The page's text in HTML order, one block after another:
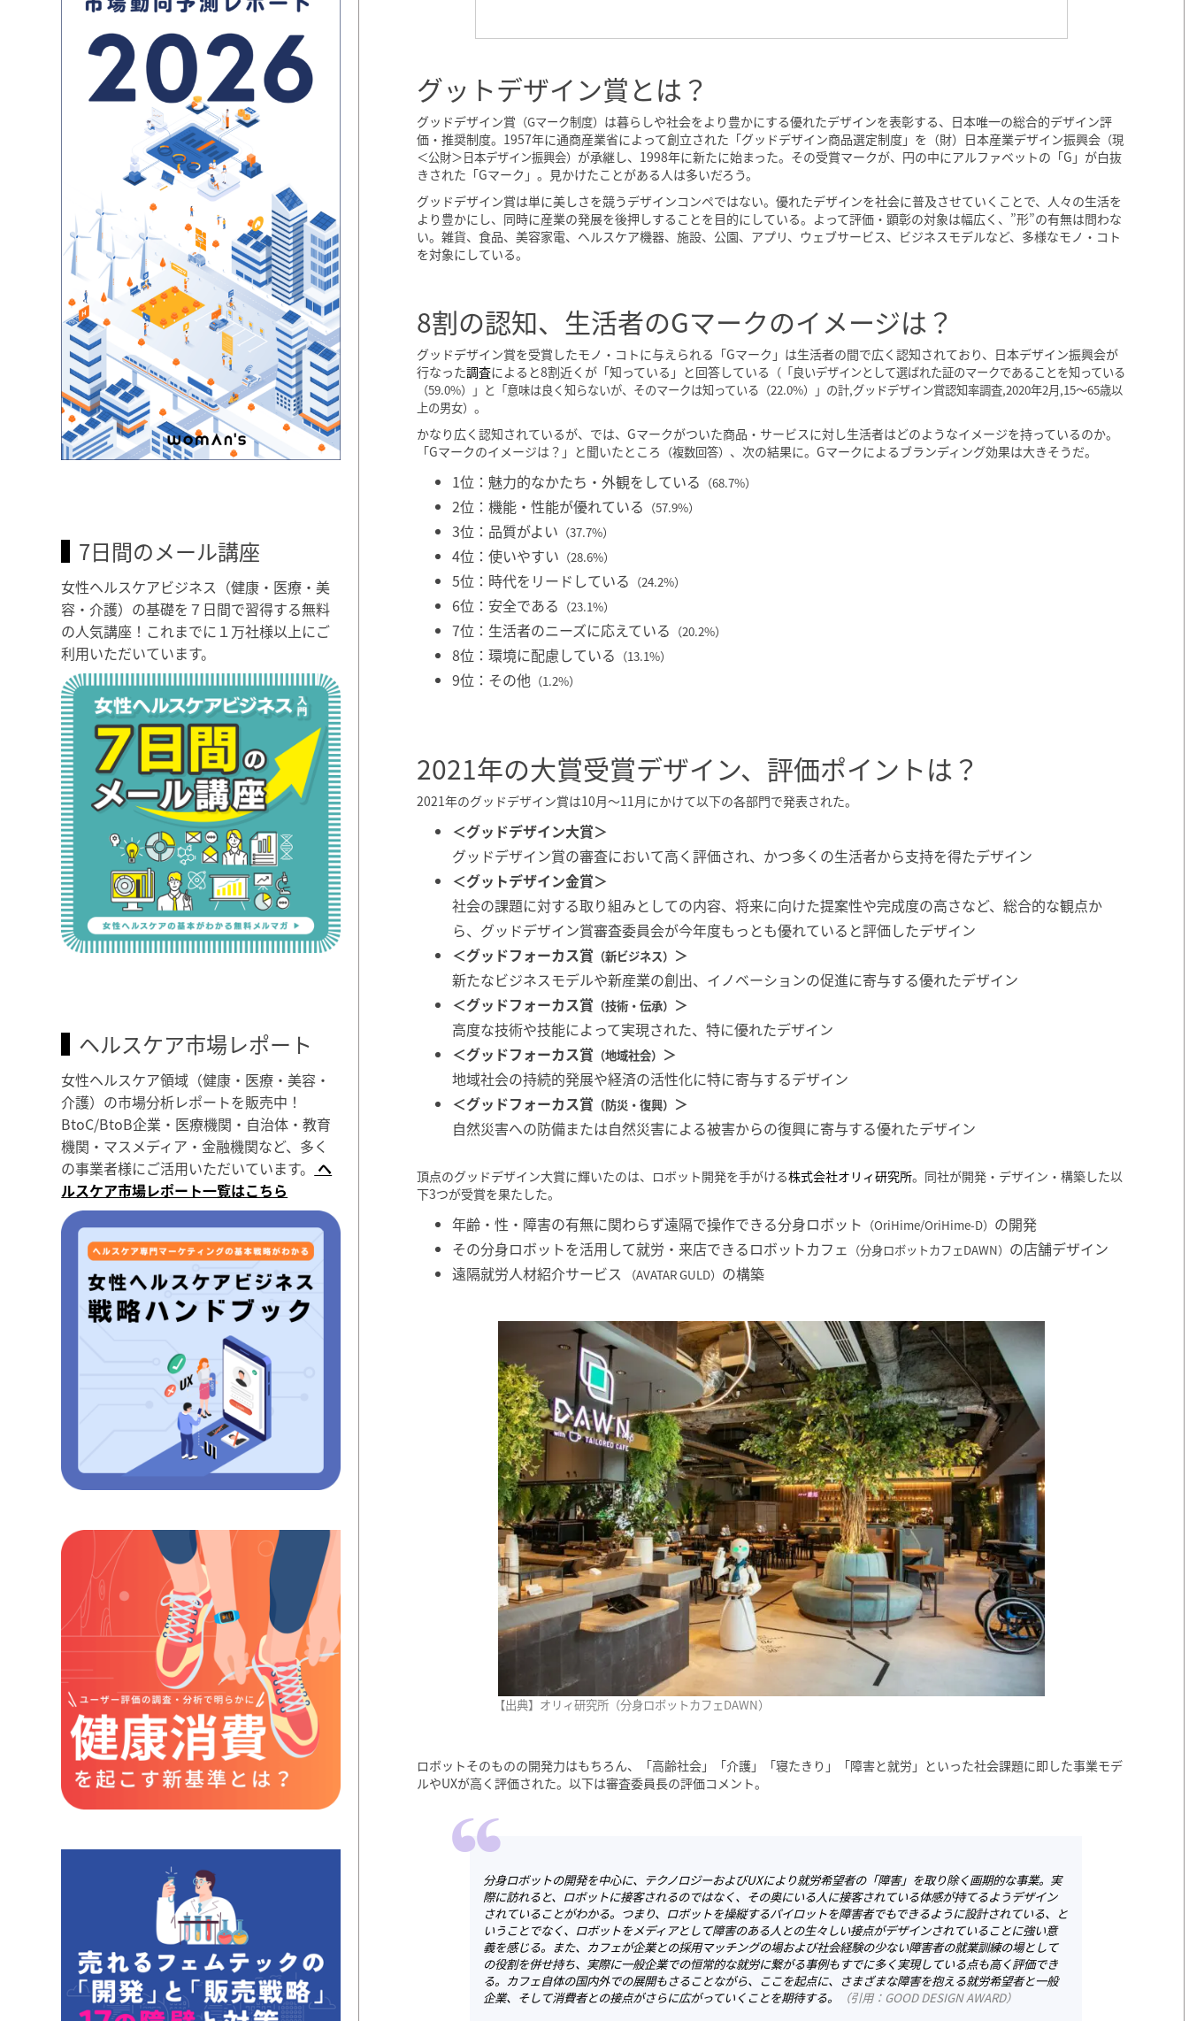
グットデザイン賞とは？
グッドデザイン賞 （Gマーク制度） は暮らしや社会をより豊かにする優れたデザインを表彰する、日本唯一の総合的デザイン評
価・推奨制度。1957年に通商産業省によって創立された「グッドデザイン商品選定制度」を（財）日本産業デザイン振興会 （現
＜公財＞日本デザイン振興会） が承継し、1998年に新たに始まった。その受賞マークが、円の中にアルファベットの「G」が白抜
きされた「Gマーク」。見かけたことがある人は多いだろう。
グッドデザイン賞は単に美しさを競うデザインコンペではない。優れたデザインを社会に普及させていくことで、人々の生活を
より豊かにし、同時に産業の発展を後押しすることを目的にしている。よって評価・顕彰の対象は幅広く、”形”の有無は問わな
い。雑貨、食品、美容家電、ヘルスケア機器、施設、公園、アプリ、ウェブサービス、ビジネスモデルなど、多様なモノ・コト
を対象にしている。
8割の認知、生活者のGマークのイメージは？
グッドデザイン賞を受賞したモノ・コトに与えられる「Gマーク」は生活者の間で広く認知されており、日本デザイン振興会が
行なった調査によると8割近くが「知っている」と回答している （「良いデザインとして選ばれた証のマークであることを知っている
（59.0%）」と「意味は良く知らないが、そのマークは知っている（22.0%）」の計,グッドデザイン賞認知率調査,2020年2月,15〜65歳以
上の男女）。
かなり広く認知されているが、では、Gマークがついた商品・サービスに対し生活者はどのようなイメージを持っているのか。
「Gマークのイメージは？」と聞いたところ （複数回答） 、次の結果に。Gマークによるブランディング効果は大きそうだ。
1位：魅力的なかたち・外観をしている （68.7%）
2位：機能・性能が優れている （57.9%）
3位：品質がよい （37.7%）
4位：使いやすい （28.6%）
5位：時代をリードしている （24.2%）
6位：安全である （23.1%）
7位：生活者のニーズに応えている （20.2%）
8位：環境に配慮している （13.1%）
9位：その他 （1.2%）
2021年の大賞受賞デザイン、評価ポイントは？
2021年のグッドデザイン賞は10月〜11月にかけて以下の各部門で発表された。
＜グッドデザイン大賞＞
グッドデザイン賞の審査において高く評価され、かつ多くの生活者から支持を得たデザイン
＜グットデザイン金賞＞
社会の課題に対する取り組みとしての内容、将来に向けた提案性や完成度の高さなど、総合的な観点か
ら、グッドデザイン賞審査委員会が今年度もっとも優れていると評価したデザイン
＜グッドフォーカス賞 （新ビジネス） ＞
新たなビジネスモデルや新産業の創出、イノベーションの促進に寄与する優れたデザイン
＜グッドフォーカス賞 （技術・伝承） ＞
高度な技術や技能によって実現された、特に優れたデザイン
＜グッドフォーカス賞 （地域社会） ＞
地域社会の持続的発展や経済の活性化に特に寄与するデザイン
＜グッドフォーカス賞 （防災・復興） ＞
自然災害への防備または自然災害による被害からの復興に寄与する優れたデザイン
頂点のグッドデザイン大賞に輝いたのは、ロボット開発を手がける株式会社オリィ研究所。同社が開発・デザイン・構築した以
下3つが受賞を果たした。
年齢・性・障害の有無に関わらず遠隔で操作できる分身ロボット （OriHime/OriHime-D） の開発
その分身ロボットを活用して就労・来店できるロボットカフェ （分身ロボットカフェDAWN） の店舗デザイン
遠隔就労人材紹介サービス
（AVATAR GULD） の構築
【出典】オリィ研究所（分身ロボットカフェDAWN）
ロボットそのものの開発力はもちろん、「高齢社会」「介護」「寝たきり」「障害と就労」といった社会課題に即した事業モデ
ルやUXが高く評価された。以下は審査委員長の評価コメント。
分身ロボットの開発を中心に、テクノロジーおよびUXにより就労希望者の「障害」を取り除く画期的な事業。実
際に訪れると、ロボットに接客されるのではなく、その奥にいる人に接客されている体感が持てるようデザイン
されていることがわかる。つまり、ロボットを操縦するパイロットを障害者でもできるように設計されている、と
いうことでなく、ロボットをメディアとして障害のある人との生々しい接点がデザインされていることに強い意
義を感じる。また、カフェが企業との採用マッチングの場および社会経験の少ない障害者の就業訓練の場として
の役割を併せ持ち、実際に一般企業での恒常的な就労に繋がる事例もすでに多く実現している点も高く評価でき
る。カフェ自体の国内外での展開もさることながら、ここを起点に、さまざまな障害を抱える就労希望者と一般
企業、そして消費者との接点がさらに広がっていくことを期待する。
（引用：GOOD DESIGN AWARD）
7日間のメール講座
女性ヘルスケアビジネス（健康・医療・美
容・介護）の基礎を７日間で習得する無料
の人気講座！これまでに１万社様以上にご
利用いただいています。
ヘルスケア市場レポート
女性ヘルスケア領域（健康・医療・美容・
介護）の市場分析レポートを販売中！
BtoC/BtoB企業・医療機関・自治体・教育
機関・マスメディア・金融機関など、多く
の事業者様にご活用いただいています。 ヘ
ルスケア市場レポート一覧はこちら